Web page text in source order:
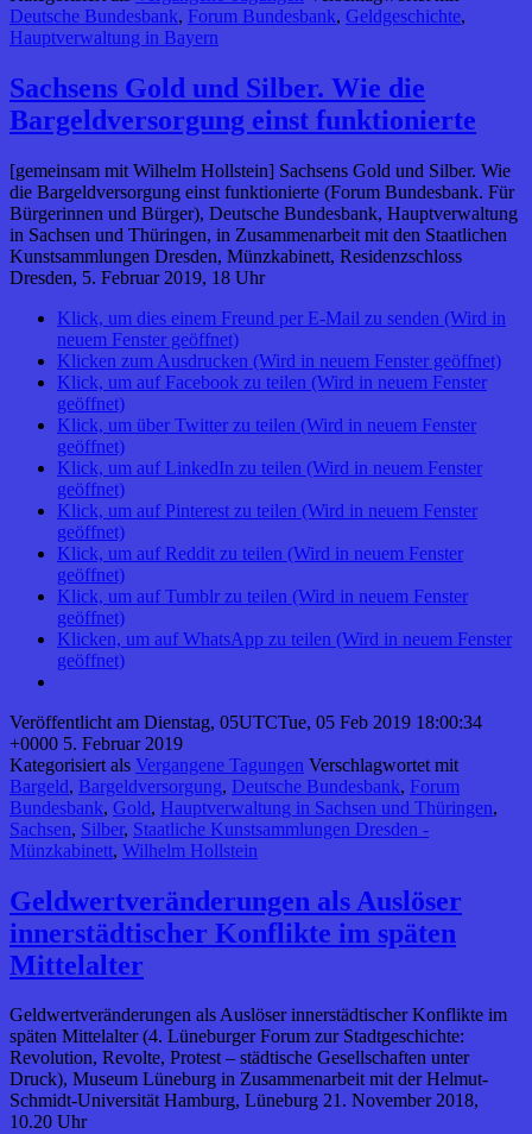
Deutsche Bundesbank, Forum Bundesbank, Geldgeschichte,
Hauptverwaltung in Bayern
Sachsens Gold und Silber. Wie die
Bargeldversorgung einst funktionierte
[gemeinsam mit Wilhelm Hollstein] Sachsens Gold und Silber. Wie
die Bargeldversorgung einst funktionierte (Forum Bundesbank. Für
Bürgerinnen und Bürger), Deutsche Bundesbank, Hauptverwaltung
in Sachsen und Thüringen, in Zusammenarbeit mit den Staatlichen
Kunstsammlungen Dresden, Münzkabinett, Residenzschloss
Dresden, 5. Februar 2019, 18 Uhr
Klick, um dies einem Freund per E-Mail zu senden (Wird in
neuem Fenster geöffnet)
Klicken zum Ausdrucken (Wird in neuem Fenster geöffnet)
Klick, um auf Facebook zu teilen (Wird in neuem Fenster
geöffnet)
Klick, um über Twitter zu teilen (Wird in neuem Fenster
geöffnet)
Klick, um auf LinkedIn zu teilen (Wird in neuem Fenster
geöffnet)
Klick, um auf Pinterest zu teilen (Wird in neuem Fenster
geöffnet)
Klick, um auf Reddit zu teilen (Wird in neuem Fenster
geöffnet)
Klick, um auf Tumblr zu teilen (Wird in neuem Fenster
geöffnet)
Klicken, um auf WhatsApp zu teilen (Wird in neuem Fenster
geöffnet)
Veröffentlicht am Dienstag, 05UTCTue, 05 Feb 2019 18:00:34
+0000 5. Februar 2019
Kategorisiert als Vergangene Tagungen Verschlagwortet mit
Bargeld, Bargeldversorgung, Deutsche Bundesbank, Forum
Bundesbank, Gold, Hauptverwaltung in Sachsen und Thüringen,
Sachsen, Silber, Staatliche Kunstsammlungen Dresden -
Münzkabinett, Wilhelm Hollstein
Geldwertveränderungen als Auslöser
innerstädtischer Konflikte im späten
Mittelalter
Geldwertveränderungen als Auslöser innerstädtischer Konflikte im
späten Mittelalter (4. Lüneburger Forum zur Stadtgeschichte:
Revolution, Revolte, Protest – städtische Gesellschaften unter
Druck), Museum Lüneburg in Zusammenarbeit mit der Helmut-
Schmidt-Universität Hamburg, Lüneburg 21. November 2018,
10.20 Uhr